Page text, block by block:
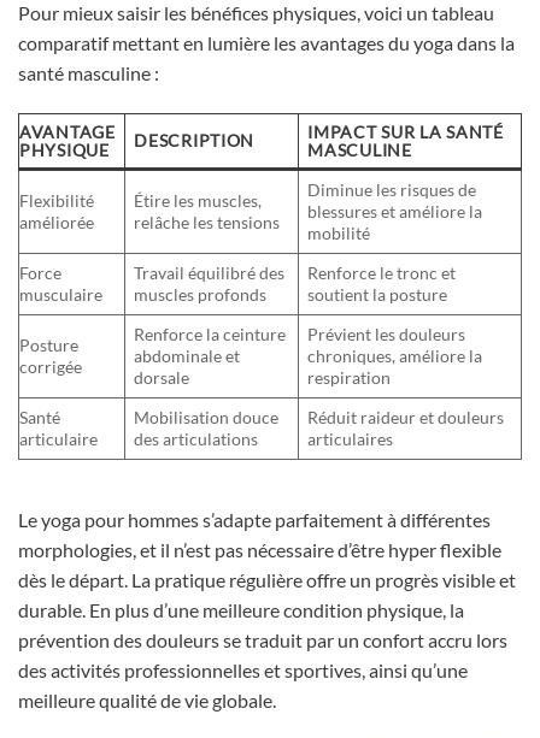
Pour mieux saisir les bénéfices physiques, voici un tableau
comparatif mettant en lumière les avantages du yoga dans la
santé masculine :
AVANTAGE
PHYSIQUE
DESCRIPTION
IMPACT SUR LA SANTÉ
MASCULINE
Flexibilité
améliorée
Étire les muscles,
relâche les tensions
Diminue les risques de
blessures et améliore la
mobilité
Force
musculaire
Travail équilibré des
muscles profonds
Renforce le tronc et
soutient la posture
Posture
corrigée
Renforce la ceinture
abdominale et
dorsale
Prévient les douleurs
chroniques, améliore la
respiration
Santé
articulaire
Mobilisation douce
des articulations
Réduit raideur et douleurs
articulaires
Le yoga pour hommes s’adapte parfaitement à différentes
morphologies, et il n’est pas nécessaire d’être hyper flexible
dès le départ. La pratique régulière offre un progrès visible et
durable. En plus d’une meilleure condition physique, la
prévention des douleurs se traduit par un confort accru lors
des activités professionnelles et sportives, ainsi qu’une
meilleure qualité de vie globale.